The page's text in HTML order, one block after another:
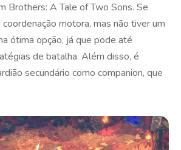
Brothers: A Tale of Two Sons. Se
motora, mas não tiver um
ótima opção, já que pode até
de batalha. Além disso, é
secundário como companion, que